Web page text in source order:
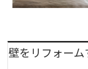
壁をリフォー